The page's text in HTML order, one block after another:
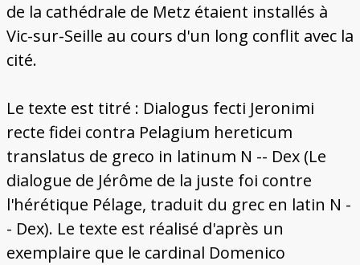
de la cathédrale de Metz étaient installés à
Vic-sur-Seille au cours d'un long conflit avec la
cité.
Le texte est titré : Dialogus fecti Jeronimi
recte fidei contra Pelagium hereticum
translatus de greco in latinum N -- Dex (Le
dialogue de Jérôme de la juste foi contre
l'hérétique Pélage, traduit du grec en latin N -
- Dex). Le texte est réalisé d'après un
exemplaire que le cardinal Domenico